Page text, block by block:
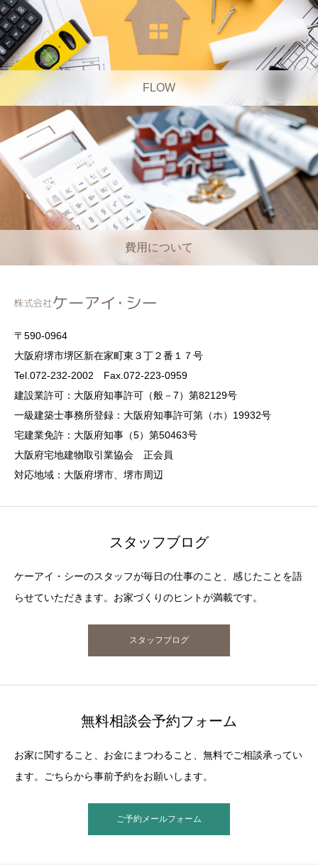
FLOW
費用について
〒590-0964
大阪府堺市堺区新在家町東３丁２番１７号
Tel.072-232-2002 Fax.072-223-0959
建設業許可：大阪府知事許可（般－7）第82129号
一級建築士事務所登録：大阪府知事許可第（ホ）19932号
宅建業免許：大阪府知事（5）第50463号
大阪府宅地建物取引業協会 正会員
対応地域：大阪府堺市、堺市周辺
スタッフブログ
ケーアイ・シーのスタッフが毎日の仕事のこと、感じたことを語
らせていただきます。お家づくりのヒントが満載です。
スタッフブログ
無料相談会予約フォーム
お家に関すること、お金にまつわること、無料でご相談承ってい
ます。ごちらから事前予約をお願いします。
ご予約メールフォーム